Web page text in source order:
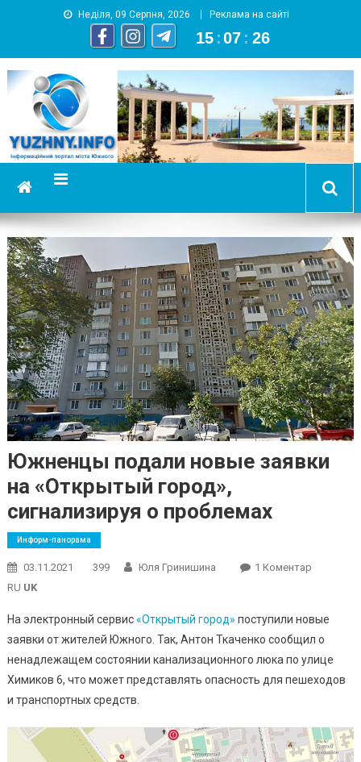
Неділя, 09 Серпня, 2026 Реклама на сайті
15 :07 : 27
YUZHNY.INFO
информационный портал города Южный
Южненцы подали новые заявки
на «Открытый город»,
сигнализируя о проблемах
Информ-панорама
03.11.2021 399 Юля Гринишина 1 КоментарДо
Новые
Заявки
На
О
RU UK
На электронный сервис«Открытый город» поступили новые
заявки от жителей Южного. Так, Антон Ткаченко сообщил о
ненадлежащем состоянии канализационного люка по улице
Химиков 6, что может представлять опасность для пешеходов
и транспортных средств.